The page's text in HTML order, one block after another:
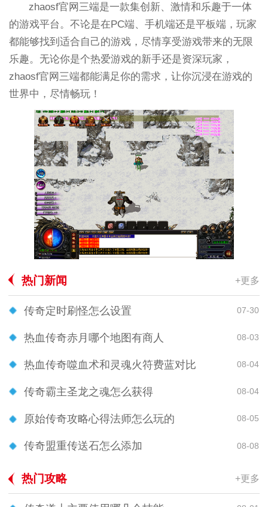
zhaosf官网三端是一款集创新、激情和乐趣于一体
的游戏平台。不论是在PC端、手机端还是平板端，玩家
都能够找到适合自己的游戏，尽情享受游戏带来的无限
乐趣。无论你是个热爱游戏的新手还是资深玩家，
zhaosf官网三端都能满足你的需求，让你沉浸在游戏的
世界中，尽情畅玩！
热门新闻 +更多
传奇定时刷怪怎么设置 07-30
热血传奇赤月哪个地图有商人 08-03
热血传奇噬血术和灵魂火符费蓝对比 08-04
传奇霸主圣龙之魂怎么获得 08-04
原始传奇攻略心得法师怎么玩的 08-05
传奇盟重传送石怎么添加 08-08
热门攻略 +更多